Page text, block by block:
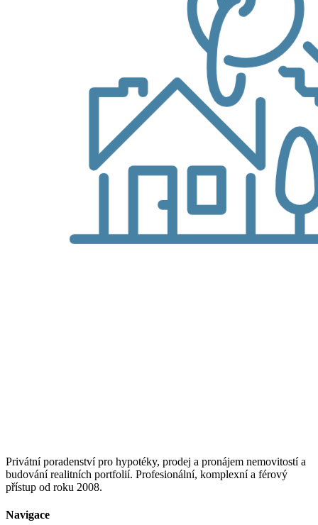
Privátní poradenství pro hypotéky, prodej a pronájem nemovitostí a
budování realitních portfolií. Profesionální, komplexní a férový
přístup od roku 2008.
Navigace